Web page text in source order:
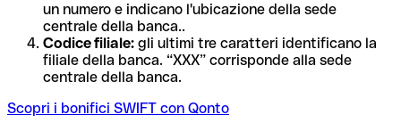
un numero e indicano l'ubicazione della sede
centrale della banca..
Codice filiale: gli ultimi tre caratteri identificano la
filiale della banca. “XXX” corrisponde alla sede
centrale della banca.
Scopri i bonifici SWIFT con Qonto